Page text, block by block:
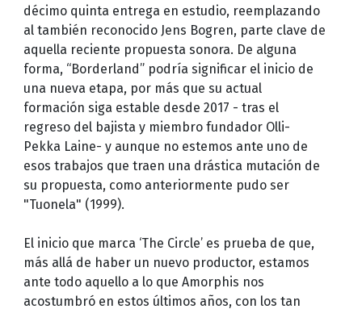
décimo quinta entrega en estudio, reemplazando
al también reconocido Jens Bogren, parte clave de
aquella reciente propuesta sonora. De alguna
forma, “Borderland” podría significar el inicio de
una nueva etapa, por más que su actual
formación siga estable desde 2017 - tras el
regreso del bajista y miembro fundador Olli-
Pekka Laine- y aunque no estemos ante uno de
esos trabajos que traen una drástica mutación de
su propuesta, como anteriormente pudo ser
"Tuonela" (1999).
El inicio que marca ‘The Circle’ es prueba de que,
más allá de haber un nuevo productor, estamos
ante todo aquello a lo que Amorphis nos
acostumbró en estos últimos años, con los tan